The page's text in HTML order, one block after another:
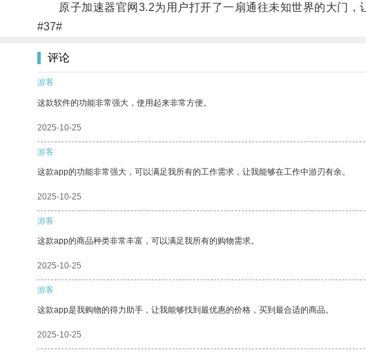
原子加速器官网3.2为用户打开了一扇通往未知世界的大门，
#37#
评论
游客
这款软件的功能非常强大，使用起来非常方便。
2025-10-25
游客
这款app的功能非常强大，可以满足我所有的工作需求，让我能够在工作中游刃有余。
2025-10-25
游客
这款app的商品种类非常丰富，可以满足我所有的购物需求。
2025-10-25
游客
这款app是我购物的得力助手，让我能够找到最优惠的价格，买到最合适的商品。
2025-10-25